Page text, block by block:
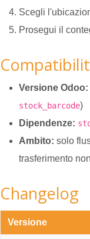
Scegli
Prosegui il
Versione Odoo:
stock_barcode)
Dipendenze:
Ambito: solo
trasferimento
Changelog
Versione